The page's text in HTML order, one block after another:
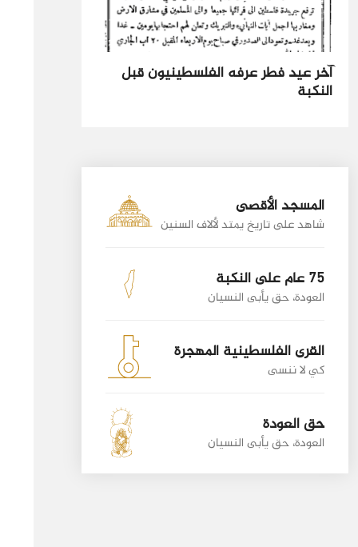
آخر عيد فطر عرفه الفلسطينيون قبل
النكبة
المسجد الأقصى
شاهد على تاريخ يمتد لألاف السنين
75 عام على النكبة
العودة، حق يأبى النسيان
القرى الفلسطينية المهجرة
كي لا ننسى
حق العودة
العودة، حق يأبى النسيان